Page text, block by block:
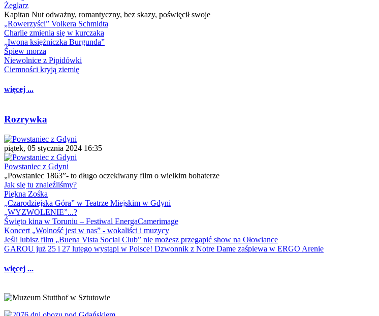
Żeglarz
Kapitan Nut odważny, romantyczny, bez skazy, poświęcił swoje
„Rowerzyści” Volkera Schmidta
Charlie zmienia się w kurczaka
„Iwona księżniczka Burgunda”
Śpiew morza
Niewolnice z Pipidówki
Ciemności kryją ziemię
więcej ...
Rozrywka
piątek, 05 stycznia 2024 16:35
Powstaniec z Gdyni
„Powstaniec 1863”- to długo oczekiwany film o wielkim bohaterze
Jak się tu znaleźliśmy?
Piękna Zośka
„Czarodziejska Góra” w Teatrze Miejskim w Gdyni
„WYZWOLENIE”...?
Święto kina w Toruniu – Festiwal EnergaCamerimage
Koncert „Wolność jest w nas” - wokaliści i muzycy
Jeśli lubisz film „Buena Vista Social Club” nie możesz przegapić show na Ołowiance
GAROU już 25 i 27 lutego wystąpi w Polsce! Dzwonnik z Notre Dame zaśpiewa w ERGO Arenie
więcej ...